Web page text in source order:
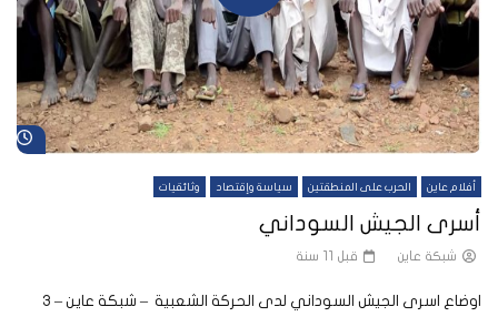
أفلام عاين الحرب على المنطقتين سياسة وإقتصاد وثائقيات
أسرى الجيش السوداني
شبكة عاين قبل 11 سنة
اوضاع اسرى الجيش السوداني لدى الحركة الشعبية – شبكة عاين – 3